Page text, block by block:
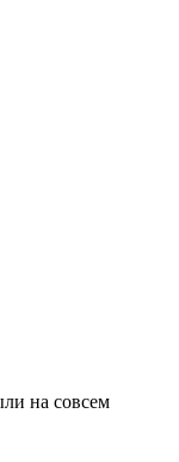
на совсем